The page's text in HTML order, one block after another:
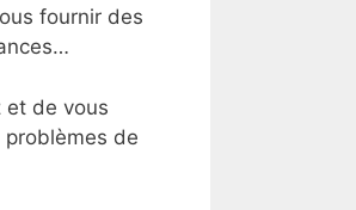
fournir des
et de vous
de